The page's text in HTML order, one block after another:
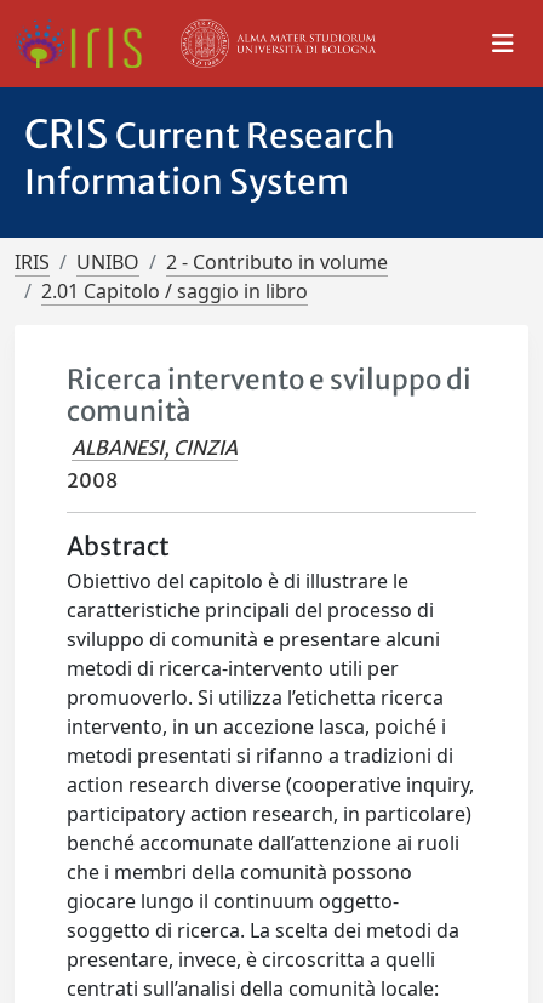
CRIS Current Research
Information System
IRIS UNIBO
2 - Contributo in volume
2.01 Capitolo / saggio in libro
Ricerca intervento e sviluppo di
comunità
ALBANESI, CINZIA
2008
Abstract
Obiettivo del capitolo è di illustrare le
caratteristiche principali del processo di
sviluppo di comunità e presentare alcuni
metodi di ricerca-intervento utili per
promuoverlo. Si utilizza l’etichetta ricerca
intervento, in un accezione lasca, poiché i
metodi presentati si rifanno a tradizioni di
action research diverse (cooperative inquiry,
participatory action research, in particolare)
benché accomunate dall’attenzione ai ruoli
che i membri della comunità possono
giocare lungo il continuum oggetto-
soggetto di ricerca. La scelta dei metodi da
presentare, invece, è circoscritta a quelli
centrati sull’analisi della comunità locale: